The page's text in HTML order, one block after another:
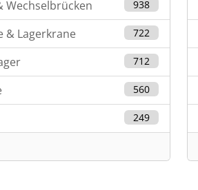
Wechselbrücken
938
& Lagerkrane 722
712
560
249